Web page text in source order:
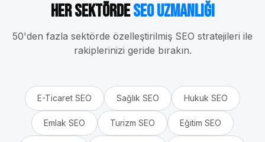
Her SektördeSEO Uzmanlığı
50'den fazla sektörde özelleştirilmiş SEO stratejileri ile
rakiplerinizi geride bırakın.
E-Ticaret SEO Sağlık SEO Hukuk SEO
Emlak SEO Turizm SEO Eğitim SEO